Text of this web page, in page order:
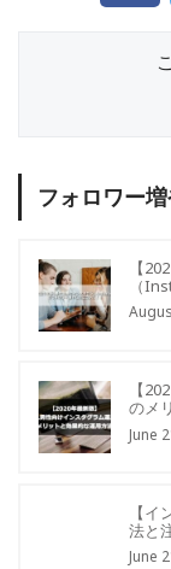
フォロワー
【
（
【
のメ
June
【
法と
June